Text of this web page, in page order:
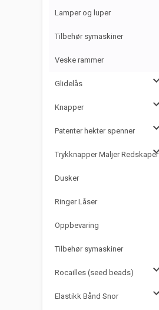
Lamper og luper
Tilbehør symaskiner
Veske rammer
Glidelås
Knapper
Patenter hekter spenner
Trykknapper Maljer Redskaper
Dusker
Ringer Låser
Oppbevaring
Tilbehør symaskiner
Rocailles (seed beads)
Elastikk Bånd Snor